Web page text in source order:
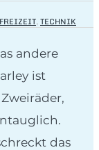
FREIZEIT,TECHNIK
andere
ist
das